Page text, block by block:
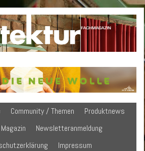
Community / Themen
Produktnews
Magazin
Newsletteranmeldung
Impressum